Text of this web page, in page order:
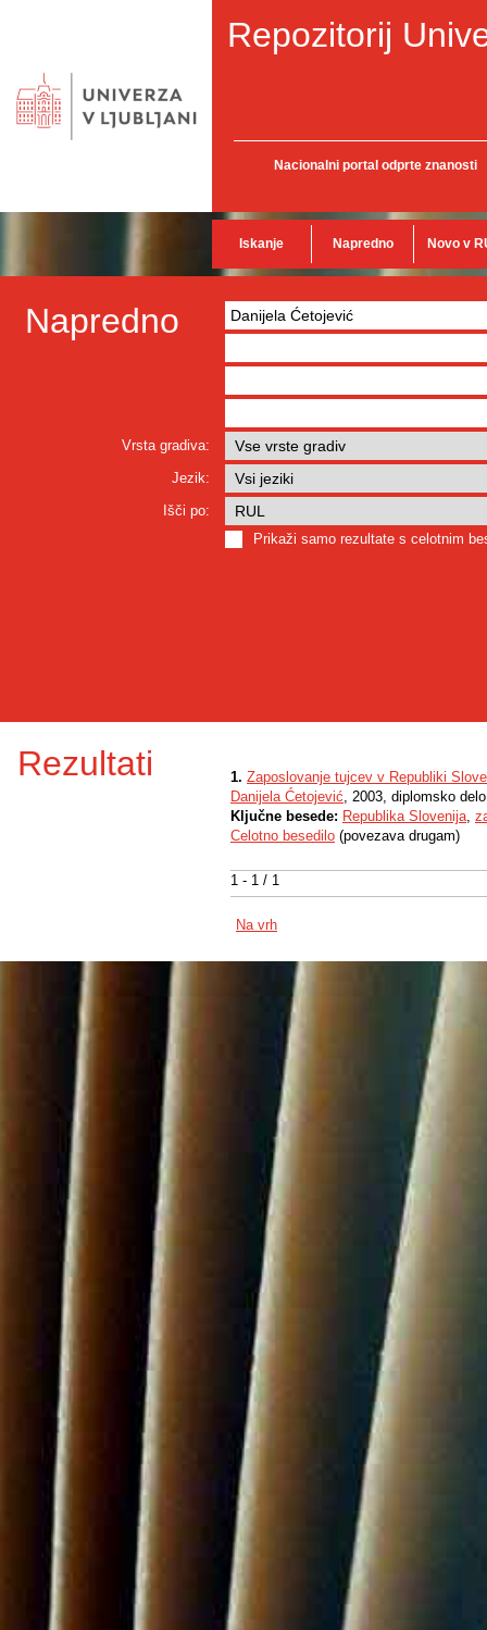
Repozitorij
Nacionalni portal odprte znanosti
Iskanje Napredno Novo v
Napredno
Vrsta gradiva:
Jezik:
Išči po:
Prikaži samo rezultate s celotnim
Rezultati
1 - 1 / 1
1. Zaposlovanje tujcev v Republiki
Danijela Ćetojević, 2003, diplomsko delo
Ključne besede: Republika Slovenija,
Celotno besedilo (povezava drugam)
Na vrh